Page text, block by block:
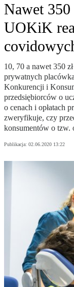
Nawet 350
UOKiK
10, 70 a nawet 350
prywatnych
Konkurencji i
przedsiębiorców o
o cenach i opłatach
zweryfikuje, czy
konsumentów o tzw.
Publikacja: 02.06.2020 13:22